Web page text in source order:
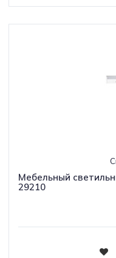
Мебельный
29210